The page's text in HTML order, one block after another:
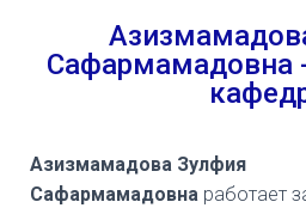
Сафармамадовна
Азизмамадова Зулфия
Сафармамадовна работает